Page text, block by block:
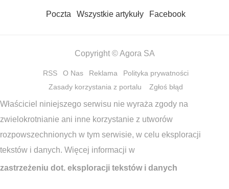
Poczta Wszystkie artykuły Facebook
Copyright © Agora SA
RSS O Nas Reklama
Polityka prywatności
Zasady korzystania z portalu
Zgłoś błąd
Właściciel niniejszego serwisu nie wyraża zgody na
zwielokrotnianie ani inne korzystanie z utworów
rozpowszechnionych w tym serwisie, w celu eksploracji
tekstów i danych. Więcej informacji w
zastrzeżeniu dot. eksploracji tekstów i danych